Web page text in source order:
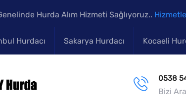
Hurda Alım Hizmeti Sağlıyoruz..
Hurdacı Sakarya Hurdacı Kocaeli
0538
Bizi